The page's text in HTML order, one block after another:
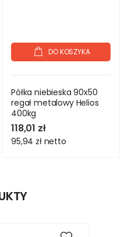
DO KOSZYKA
Półka niebieska 90x50
regał metalowy Helios
400kg
118,01 zł
95,94 zł netto